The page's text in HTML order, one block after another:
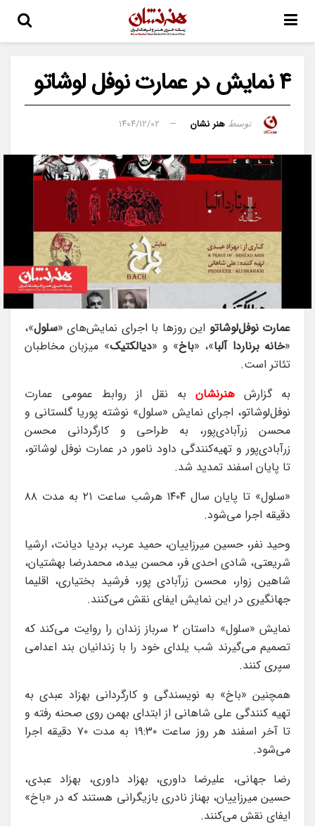
۴ نمایش در عمارت نوفل لوشاتو
توسط هنر نشان ۱۴۰۴/۱۲/۰۲
عمارت نوفل‌لوشاتو این روزها با اجرای نمایش‌های «سلول»،
«خانه برناردا آلبا»، «باخ» و «دیالکتیک» میزبان مخاطبان
تئاتر است.
به گزارشهنرنشان به نقل از روابط عمومی عمارت
نوفل‌لوشاتو، اجرای نمایش «سلول» نوشته پوریا گلستانی و
محسن زرآبادی‌پور، به طراحی و کارگردانی محسن
زرآبادی‌پور و تهیه‌کنندگی داود نامور در عمارت نوفل لوشاتو،
تا پایان اسفند تمدید شد.
«سلول» تا پایان سال ۱۴۰۴ هرشب ساعت ۲۱ به مدت ۸۸
دقیقه اجرا می‌شود.
وحید ‌نفر، حسین ‌میرزاییان، حمید ‌عرب، بردیا ‌دیانت، ارشیا
‌شریعتی، شادی ‌احدی ‌فر، محسن ‌بیده، محمدرضا ‌بهشتیان،
شاهین ‌زوار، محسن ‌زرآبادی ‌پور، فرشید ‌بختیاری، اقلیما
‌جهانگیری در این نمایش ایفای نقش می‌کنند.
نمایش «سلول» داستان ۲ سرباز زندان را روایت می‌کند که
تصمیم می‌گیرند شب یلدای خود را با زندانیان بند اعدامی
سپری کنند.
همچنین «باخ» به نویسندگی و کارگردانی بهزاد عبدی به
تهیه کنندگی علی شاهانی از ابتدای بهمن‌ روی صحنه رفته و
تا آخر اسفند هر روز ساعت ۱۹:۳۰ به مدت ۷۰ دقیقه اجرا
می‌شود.
رضا ‌جهانی، علیرضا ‌داوری، بهزاد داوری، بهزاد ‌عبدی،
حسین ‌میرزاییان، بهناز ‌نادری بازیگرانی هستند که در «باخ»
ایفای نقش می‌کنند.